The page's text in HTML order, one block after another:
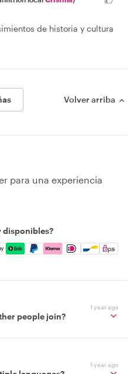
de historia y cultura
Volver arriba
para una experiencia
disponibles?
Apple Pay, Google
1 year ago
people join?
1 year ago